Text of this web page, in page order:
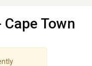
Cape Town